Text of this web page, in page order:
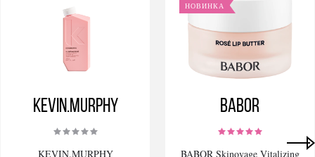
KEVIN.MURPHY
KEVIN.MURPHY
НОВИНКА
BABOR
BABOR Skinovage Vitalizing